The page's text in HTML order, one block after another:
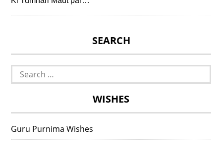
SEARCH
Search
for:
WISHES
Guru Purnima Wishes